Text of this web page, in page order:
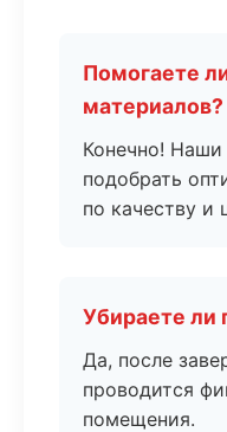
Помогаете
материалов?
Конечно! Наши
подобрать
по качеству и
Убираете ли
Да, после
проводится
помещения.